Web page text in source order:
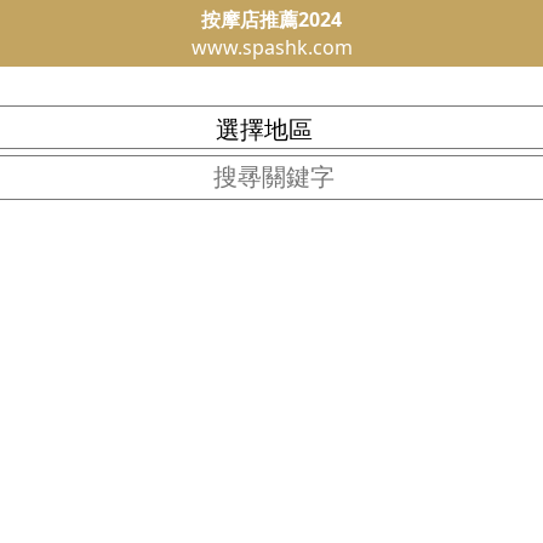
按摩店推薦2024
www.spashk.com